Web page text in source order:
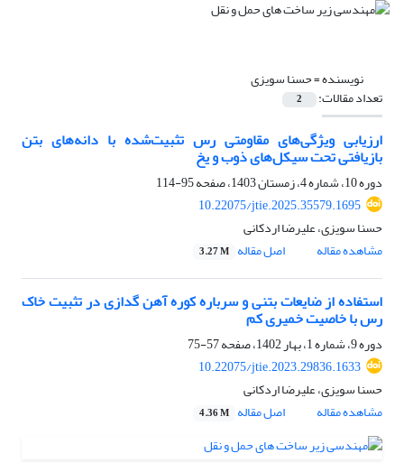
نویسنده =حسنا سویزی
تعداد مقالات: 2
ارزیابی ویژگی‌های مقاومتی رس تثبیت‌شده با دانه‌های بتن
بازیافتی تحت سیکل‌های ذوب و یخ
دوره 10، شماره 4، زمستان 1403، صفحه
95-114
10.22075/jtie.2025.35579.1695
حسنا سویزی، علیرضا اردکانی
مشاهده مقاله
اصل مقاله 3.27 M
استفاده از ضایعات بتنی و سرباره کوره آهن گدازی در تثبیت خاک
رس با خاصیت خمیری کم
دوره 9، شماره 1، بهار 1402، صفحه
57-75
10.22075/jtie.2023.29836.1633
حسنا سویزی، علیرضا اردکانی
مشاهده مقاله
اصل مقاله 4.36 M